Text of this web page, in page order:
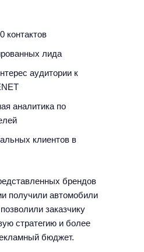
контактов
лида
аудитории к
аналитика по
клиентов в
брендов
получили автомобили
заказчику
стратегию и более
бюджет.